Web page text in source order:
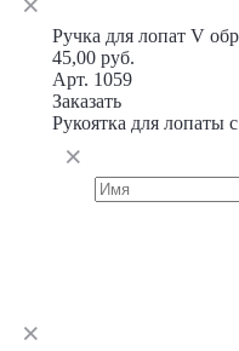
Ручка для лопат V
45,00 руб.
Арт. 1059
Заказать
Рукоятка для лопаты